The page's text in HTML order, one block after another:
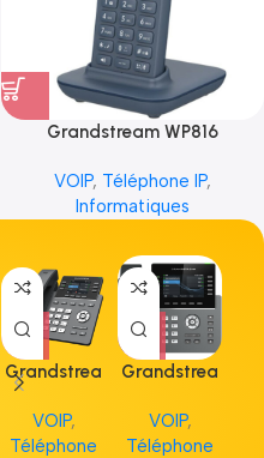
Grandstream WP816
VOIP, Téléphone IP,
Informatiques
Grandstrea
m GRP2613
VOIP,
Téléphone
Grandstrea
VOIP,
Téléphone